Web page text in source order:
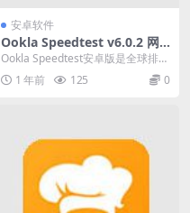
安卓软件
Ookla Speedtest v6.0.2 网
络速度测试安卓版，去广告解
锁专业版
Ookla Speedtest安卓版是全球排名
第一的网络速度测试网站Speedt...
1 年前 125 0